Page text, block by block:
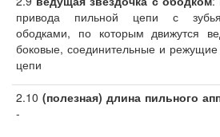
привода пильной цепи с
ободками, по которым движутся
боковые, соединительные и режущие
цепи
2.10 (полезная) длина пильного
-